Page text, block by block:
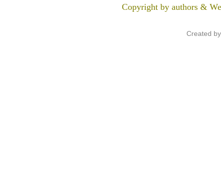
Copyright by authors &
Created